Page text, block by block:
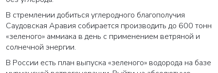
В стремлении добиться углеродного благополучия
Саудовская Аравия собирается производить до 600 тонн
«зеленого» аммиака в день с применением ветряной и
солнечной энергии.
В России есть план выпуска «зеленого» водорода на базе